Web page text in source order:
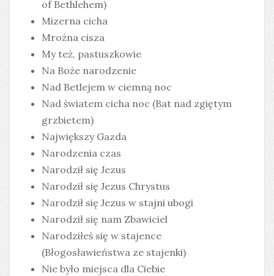
of Bethlehem)
Mizerna cicha
Mroźna cisza
My też, pastuszkowie
Na Boże narodzenie
Nad Betlejem w ciemną noc
Nad światem cicha noc (Bat nad zgiętym
grzbietem)
Największy Gazda
Narodzenia czas
Narodził się Jezus
Narodził się Jezus Chrystus
Narodził się Jezus w stajni ubogi
Narodził się nam Zbawiciel
Narodziłeś się w stajence
(Błogosławieństwa ze stajenki)
Nie było miejsca dla Ciebie